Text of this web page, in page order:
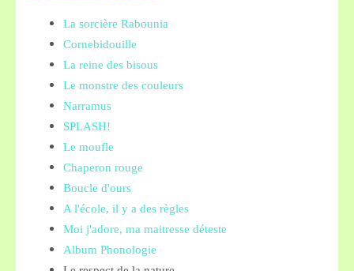
La sorcière Rabounia
Cornebidouille
La reine des bisous
Le monstre des couleurs
Narramus
SPLASH!
Le moufle
Chaperon rouge
Boucle d'ours
A l'école, il y a des règles
Moi j'adore, ma maitresse déteste
Album Phonologie